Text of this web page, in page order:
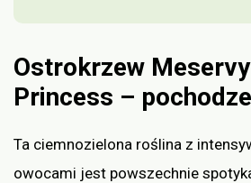
Ostrokrzew
Princess –
Ta ciemnozielona roślina z
owocami jest powszechnie